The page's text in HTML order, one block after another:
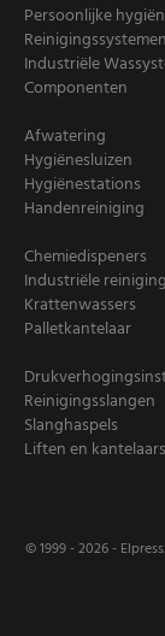
Persoonlijke
Reinigingssystemen
Industriële
Componenten
Afwatering
Hygiënesluizen
Hygiënestations
Handenreiniging
Chemiedispeners
Industriële reiniging
Krattenwassers
Palletkantelaar
Reinigingsslangen
Slanghaspels
Liften en kantelaars
© 1999 - 2026 -